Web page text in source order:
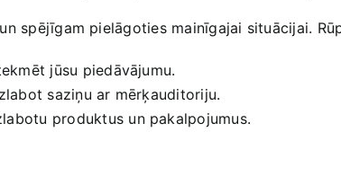
spējīgam pielāgoties mainīgajai situācijai.
jūsu piedāvājumu.
saziņu ar mērķauditoriju.
‌produktus‍ un pakalpojumus.